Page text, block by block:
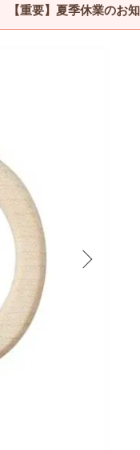
【重要】夏季休業のお